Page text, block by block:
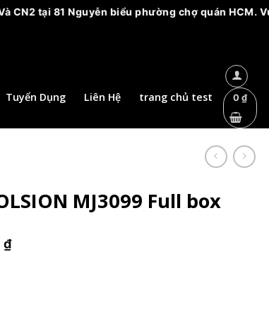
Nguyễn biểu phường chợ quán HCM. Vui lòng
Tuyển Dụng Liên Hệ trang chủ test 0₫
MJ3099 Full box
₫Giá